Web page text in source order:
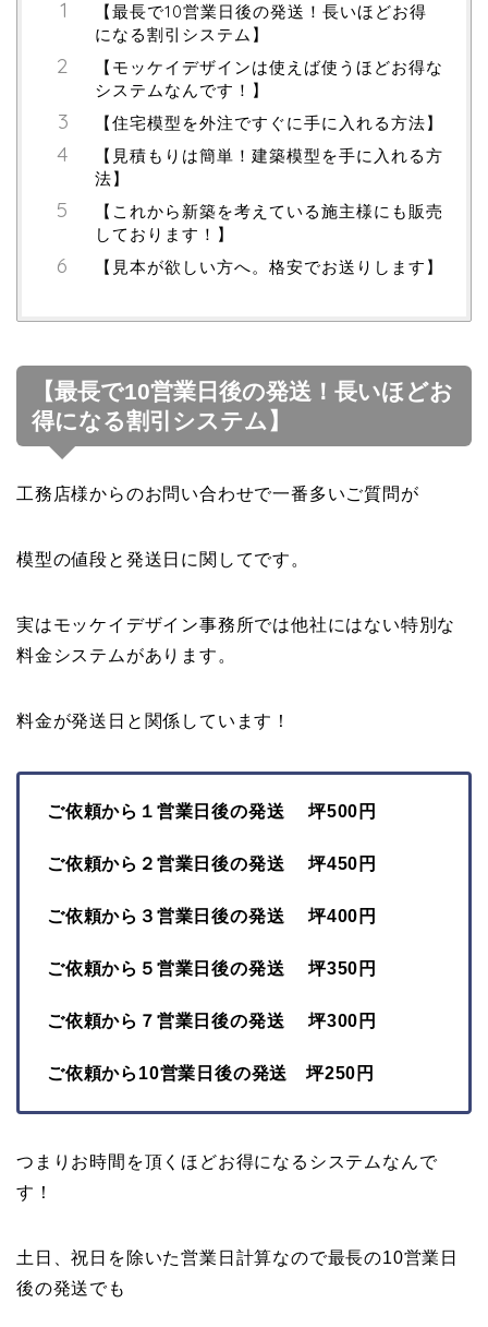
【最長で10営業日後の発送！長いほどお得
になる割引システム】
【モッケイデザインは使えば使うほどお得な
システムなんです！】
【住宅模型を外注ですぐに手に入れる方法】
【見積もりは簡単！建築模型を手に入れる方
法】
【これから新築を考えている施主様にも販売
しております！】
【見本が欲しい方へ。格安でお送りします】
【最長で10営業日後の発送！長いほどお
得になる割引システム】
工務店様からのお問い合わせで一番多いご質問が
模型の値段と発送日に関してです。
実はモッケイデザイン事務所では他社にはない特別な
料金システムがあります。
料金が発送日と関係しています！
ご依頼から１営業日後の発送 坪500円
ご依頼から２営業日後の発送 坪450円
ご依頼から３営業日後の発送 坪400円
ご依頼から５営業日後の発送 坪350円
ご依頼から７営業日後の発送 坪300円
ご依頼から10営業日後の発送 坪250円
つまりお時間を頂くほどお得になるシステムなんで
す！
土日、祝日を除いた営業日計算なので最長の10営業日
後の発送でも